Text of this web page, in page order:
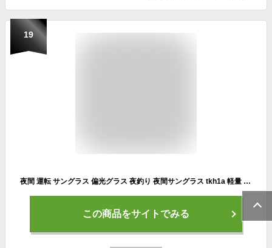
19
夜間 運転 サングラス 偏光グラス 夜釣り 夜間サングラス tkh1a 軽量 夜間 ウォーキング グッズ ランニング 釣り フィッシング ドライブ 自転車 バイク ロードバイク 夜間作業 夜間対応 虫よけ 夜間運転用サングラス 偏光 サングラス polalized メンズ レディース おすすめ
この商品をサイトでみる